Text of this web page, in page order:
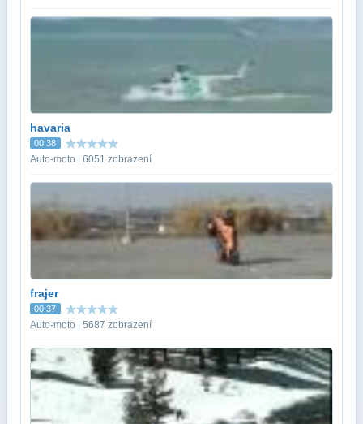
havaria
00:38
Auto-moto | 6051 zobrazení
frajer
00:37
Auto-moto | 5687 zobrazení